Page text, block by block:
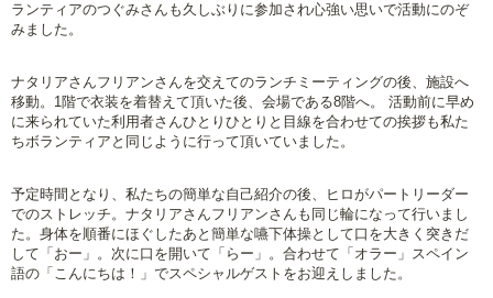
ランティアのつぐみさんも久しぶりに参加され心強い思いで活動にのぞ
みました。
ナタリアさんフリアンさんを交えてのランチミーティングの後、施設へ
移動。1階で衣装を着替えて頂いた後、会場である8階へ。 活動前に早め
に来られていた利用者さんひとりひとりと目線を合わせての挨拶も私た
ちボランティアと同じように行って頂いていました。
予定時間となり、私たちの簡単な自己紹介の後、ヒロがパートリーダー
でのストレッチ。ナタリアさんフリアンさんも同じ輪になって行いまし
た。身体を順番にほぐしたあと簡単な嚥下体操として口を大きく突きだ
して「おー」。次に口を開いて「らー」。合わせて「オラー」スペイン
語の「こんにちは！」でスペシャルゲストをお迎えしました。